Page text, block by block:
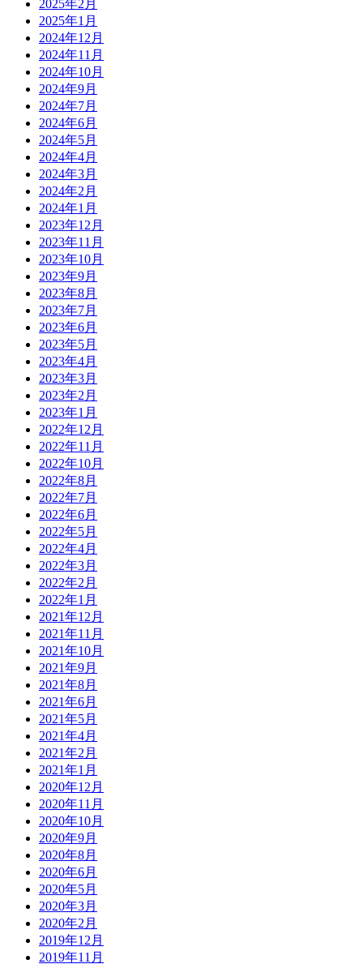
2025年2月
2025年1月
2024年12月
2024年11月
2024年10月
2024年9月
2024年7月
2024年6月
2024年5月
2024年4月
2024年3月
2024年2月
2024年1月
2023年12月
2023年11月
2023年10月
2023年9月
2023年8月
2023年7月
2023年6月
2023年5月
2023年4月
2023年3月
2023年2月
2023年1月
2022年12月
2022年11月
2022年10月
2022年8月
2022年7月
2022年6月
2022年5月
2022年4月
2022年3月
2022年2月
2022年1月
2021年12月
2021年11月
2021年10月
2021年9月
2021年8月
2021年6月
2021年5月
2021年4月
2021年2月
2021年1月
2020年12月
2020年11月
2020年10月
2020年9月
2020年8月
2020年6月
2020年5月
2020年3月
2020年2月
2019年12月
2019年11月